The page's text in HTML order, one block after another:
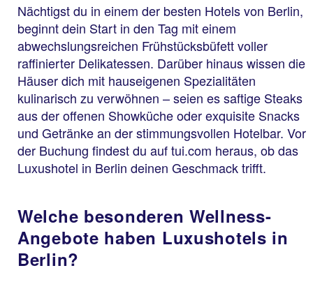
Nächtigst du in einem der besten Hotels von Berlin,
beginnt dein Start in den Tag mit einem
abwechslungsreichen Frühstücksbüfett voller
raffinierter Delikatessen. Darüber hinaus wissen die
Häuser dich mit hauseigenen Spezialitäten
kulinarisch zu verwöhnen – seien es saftige Steaks
aus der offenen Showküche oder exquisite Snacks
und Getränke an der stimmungsvollen Hotelbar. Vor
der Buchung findest du auf tui.com heraus, ob das
Luxushotel in Berlin deinen Geschmack trifft.
Welche besonderen Wellness-
Angebote haben Luxushotels in
Berlin?